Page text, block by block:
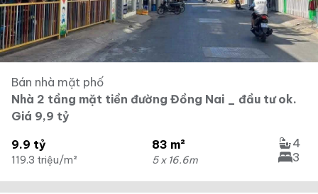
Bán nhà mặt phố
Nhà 2 tầng mặt tiền đường Đồng Nai _ đầu tư ok.
Giá 9,9 tỷ
9.9 tỷ
119.3 triệu/m²
83 m²
5 x 16.6m
4
3